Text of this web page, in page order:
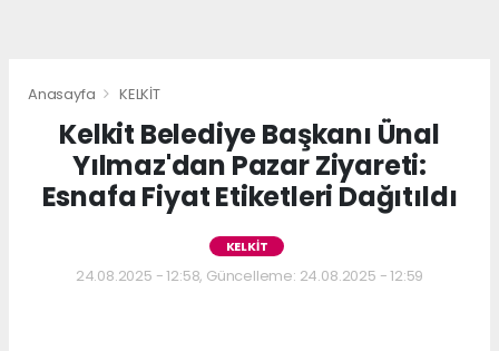
Anasayfa KELKİT
Kelkit Belediye Başkanı Ünal
Yılmaz'dan Pazar Ziyareti:
Esnafa Fiyat Etiketleri Dağıtıldı
KELKİT
24.08.2025 - 12:58, Güncelleme: 24.08.2025 - 12:59